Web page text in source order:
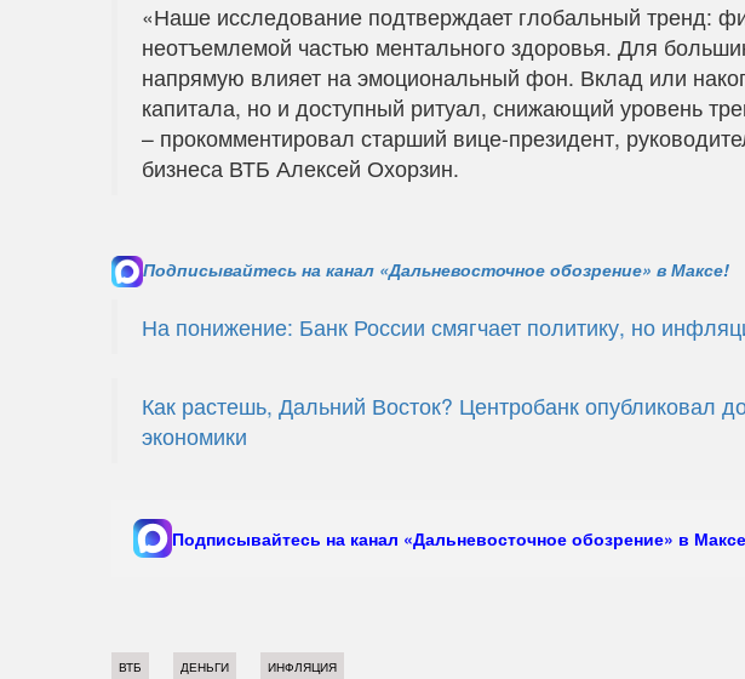
«Наше исследование подтверждает глобальный тренд:
неотъемлемой частью ментального здоровья. Для
напрямую влияет на эмоциональный фон. Вклад или
капитала, но и доступный ритуал, снижающий уровень
– прокомментировал старший вице-президент,
бизнеса ВТБ Алексей Охорзин.
Подписывайтесь на канал «Дальневосточное обозрение» в Максе!
На понижение: Банк России смягчает политику, но
Как растешь, Дальний Восток? Центробанк опубликовал
экономики
Подписывайтесь на канал «Дальневосточное обозрение» в
ВТБ ДЕНЬГИ ИНФЛЯЦИЯ